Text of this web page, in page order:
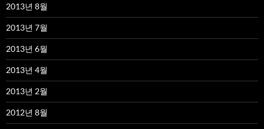
2013년 8월
2013년 7월
2013년 6월
2013년 4월
2013년 2월
2012년 8월